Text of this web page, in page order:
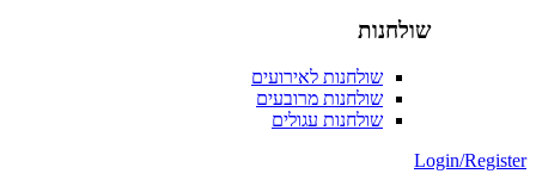
שולחנות
שולחנות לאירועים
שולחנות מרובעים
שולחנות עגולים
Login/